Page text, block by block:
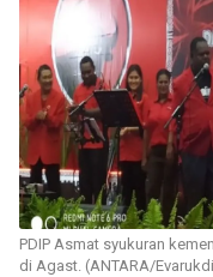
PDIP Asmat syukuran
di Agast. (ANTARA/